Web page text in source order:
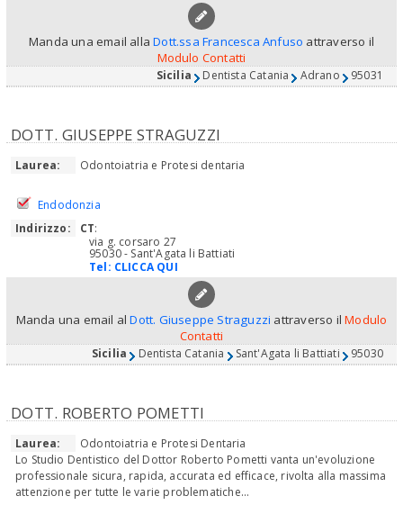
Manda una email allaDott.ssa Francesca Anfuso attraverso il
Modulo Contatti
Sicilia Dentista Catania Adrano 95031
DOTT. GIUSEPPE STRAGUZZI
Laurea: Odontoiatria e Protesi dentaria
Endodonzia
Indirizzo:
CT:
via g. corsaro 27
95030 - Sant'Agata li Battiati
Tel: CLICCA QUI
Manda una email alDott. Giuseppe Straguzzi attraverso ilModulo
Contatti
Sicilia Dentista Catania Sant'Agata li Battiati 95030
DOTT. ROBERTO POMETTI
Laurea:
Odontoiatria e Protesi Dentaria
Lo Studio Dentistico del Dottor Roberto Pometti vanta un'evoluzione
professionale sicura, rapida, accurata ed efficace, rivolta alla massima
attenzione per tutte le varie problematiche...